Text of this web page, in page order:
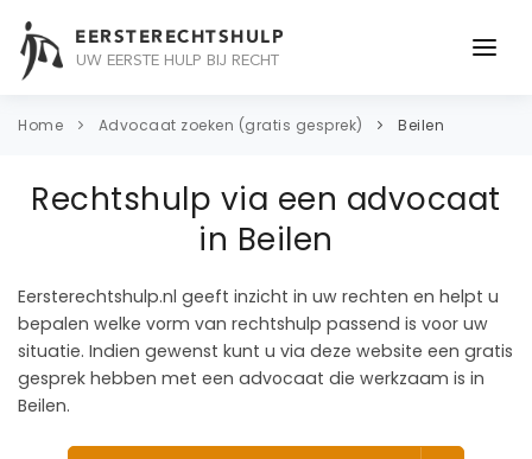
EERSTERECHTSHULP
UW EERSTE HULP BIJ RECHT
ONDERWERPEN
CONTACT
Home Advocaat zoeken (gratis gesprek) Beilen
Rechtshulp via een advocaat
in Beilen
Eersterechtshulp.nl geeft inzicht in uw rechten en helpt u
bepalen welke vorm van rechtshulp passend is voor uw
situatie. Indien gewenst kunt u via deze website een gratis
gesprek hebben met een advocaat die werkzaam is in
Beilen.